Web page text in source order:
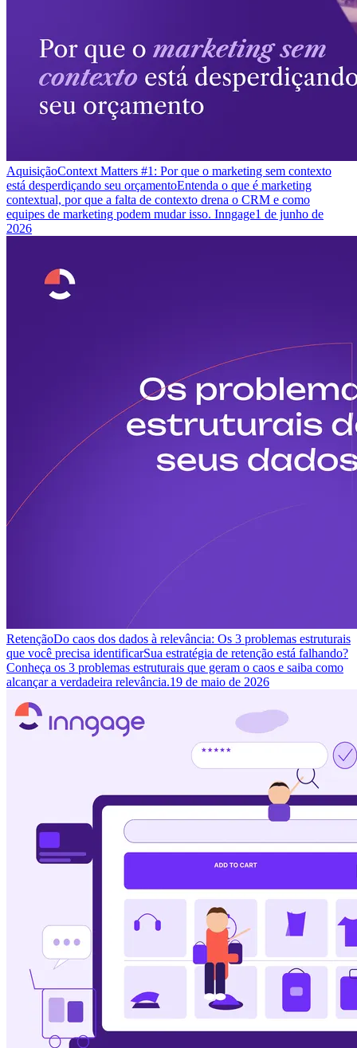
AquisiçãoContext Matters #1: Por que o marketing sem contexto
está desperdiçando seu orçamentoEntenda o que é marketing
contextual, por que a falta de contexto drena o CRM e como
equipes de marketing podem mudar isso. Inngage1 de junho de
2026
RetençãoDo caos dos dados à relevância: Os 3 problemas estruturais
que você precisa identificarSua estratégia de retenção está falhando?
Conheça os 3 problemas estruturais que geram o caos e saiba como
alcançar a verdadeira relevância.19 de maio de 2026